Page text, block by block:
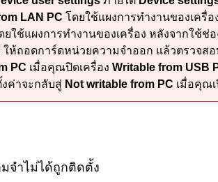
LAN PC โดยใช้แผงการทำงานของเครื่อ
ยใช้แผงการทำงานของเครื่อง หลังจากใช้ช่อ
ให้ถอดการ์ดหน่วยความจำออก แล้วตรวจสอ
PC เมื่อคุณปิดเครื่อง Writable from USB
งค่าจะกลับสู่ Not writable from PC เมื่อคุณ
จำไม่ได้ถูกติดตั้ง